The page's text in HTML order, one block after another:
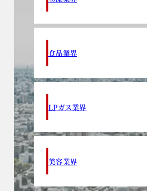
食品業界
LPガス業界
美容業界